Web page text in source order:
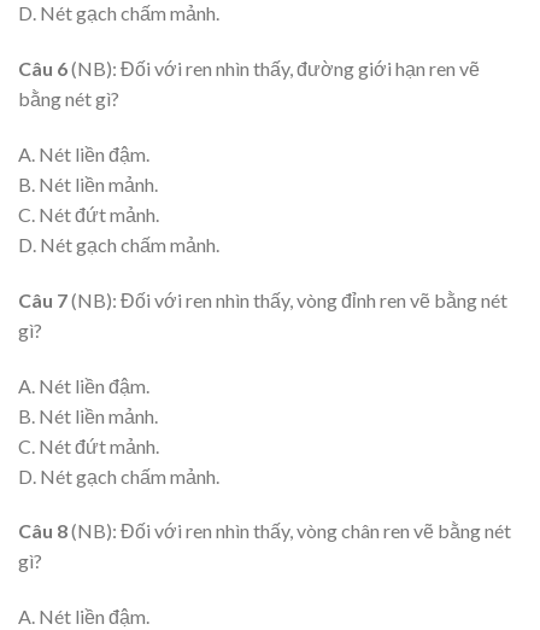
D. Nét gạch chấm mảnh.
Câu 6(NB): Đối với ren nhìn thấy, đường giới hạn ren vẽ
bằng nét gì?
A. Nét liền đậm.
B. Nét liền mảnh.
C. Nét đứt mảnh.
D. Nét gạch chấm mảnh.
Câu 7(NB): Đối với ren nhìn thấy, vòng đỉnh ren vẽ bằng nét
gì?
A. Nét liền đậm.
B. Nét liền mảnh.
C. Nét đứt mảnh.
D. Nét gạch chấm mảnh.
Câu 8(NB): Đối với ren nhìn thấy, vòng chân ren vẽ bằng nét
gì?
A. Nét liền đậm.